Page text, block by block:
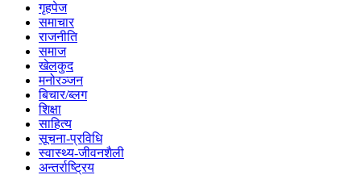
गृहपेज
समाचार
राजनीति
समाज
खेलकुद
मनोरञ्जन
बिचार/ब्लग
शिक्षा
साहित्य
सूचना-प्रविधि
स्वास्थ्य-जीवनशैली
अन्तर्राष्ट्रिय